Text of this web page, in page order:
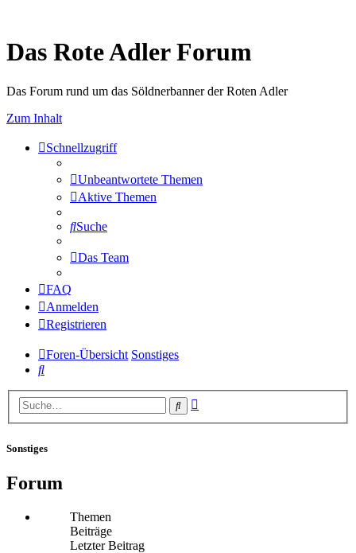
Das Rote Adler Forum
Das Forum rund um das Söldnerbanner der Roten Adler
Zum Inhalt
Schnellzugriff
Unbeantwortete Themen
Aktive Themen
Suche
Das Team
FAQ
Anmelden
Registrieren
Foren-Übersicht Sonstiges
Suche
Suche
Sonstiges
Forum
Themen
Beiträge
Letzter Beitrag